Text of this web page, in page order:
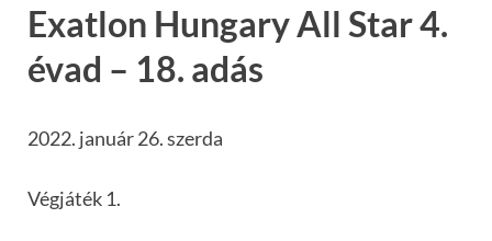
Exatlon Hungary All Star 4.
évad – 18. adás
2022. január 26. szerda
Végjáték 1.